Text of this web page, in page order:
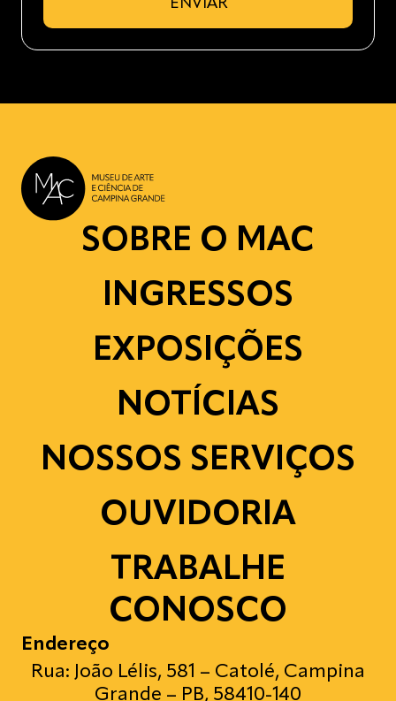
ENVIAR
SOBRE O MAC
INGRESSOS
EXPOSIÇÕES
NOTÍCIAS
NOSSOS SERVIÇOS
OUVIDORIA
TRABALHE
CONOSCO
Endereço
Rua: João Lélis, 581 – Catolé, Campina
Grande – PB, 58410-140